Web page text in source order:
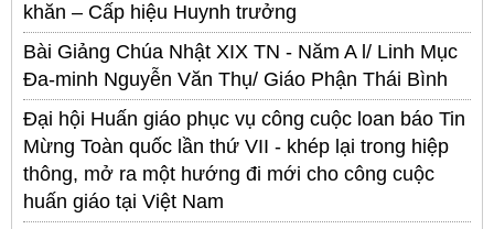
khăn – Cấp hiệu Huynh trưởng
Bài Giảng Chúa Nhật XIX TN - Năm A l/ Linh Mục
Đa-minh Nguyễn Văn Thụ/ Giáo Phận Thái Bình
Đại hội Huấn giáo phục vụ công cuộc loan báo Tin
Mừng Toàn quốc lần thứ VII - khép lại trong hiệp
thông, mở ra một hướng đi mới cho công cuộc
huấn giáo tại Việt Nam